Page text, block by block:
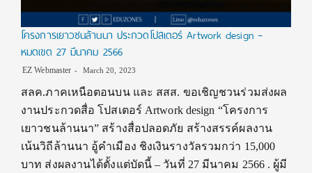
โครงการเยาวชนล้านนา ประกวดโปสเตอร์ Artwork design –
หมดเขต 27 มีนาคม 2566
EZ Webmaster March 20, 2023
สลค.ภาคเหนือตอนบน และ สสส. ขอเชิญชวนร่วมส่งผล
งานประกวดสื่อ โปสเตอร์ Artwork design “โครงการ
เยาวชนล้านนา” สร้างสื่อปลอดภัย สร้างสรรค์ผลงาน
เน้นวิถีล้านนา อู้คำเมือง ชิงเงินรางวัลรวมกว่า 15,000
บาท ส่งผลงานได้ตั้งแต่บัดนี้ – วันที่ 27 มีนาคม 2566 . ผู้มี